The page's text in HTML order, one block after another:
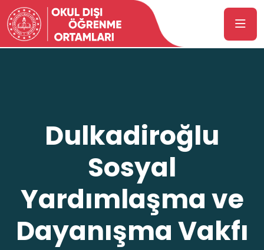
Dulkadiroğlu
Sosyal
Yardımlaşma ve
Dayanışma Vakfı